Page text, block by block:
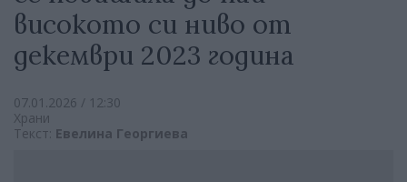
високото си ниво от
декември 2023 година
07.01.2026 / 12:30
Храни
Текст: Евелина Георгиева